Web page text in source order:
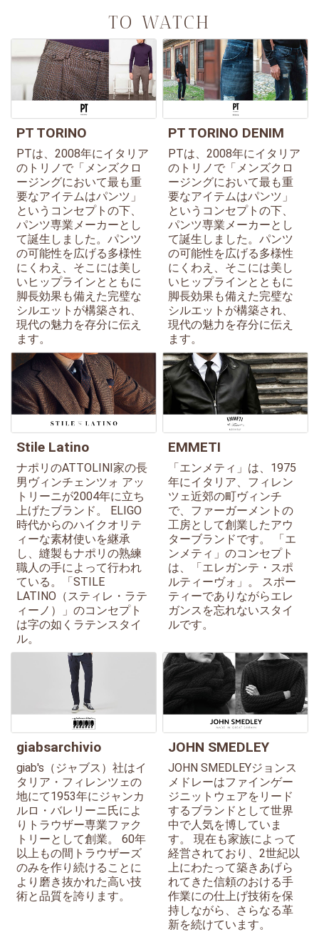
TO WATCH
PT TORINO
PTは、2008年にイタリア
のトリノで「メンズクロ
ージングにおいて最も重
要なアイテムはパンツ」
というコンセプトの下、
パンツ専業メーカーとし
て誕生しました。パンツ
の可能性を広げる多様性
にくわえ、そこには美し
いヒップラインとともに
脚長効果も備えた完璧な
シルエットが構築され、
現代の魅力を存分に伝え
ます。
PT TORINO DENIM
PTは、2008年にイタリア
のトリノで「メンズクロ
ージングにおいて最も重
要なアイテムはパンツ」
というコンセプトの下、
パンツ専業メーカーとし
て誕生しました。パンツ
の可能性を広げる多様性
にくわえ、そこには美し
いヒップラインとともに
脚長効果も備えた完璧な
シルエットが構築され、
現代の魅力を存分に伝え
ます。
Stile Latino
ナポリのATTOLINI家の長
男ヴィンチェンツォ アッ
トリーニが2004年に立ち
上げたブランド。 ELIGO
時代からのハイクオリテ
ィーな素材使いを継承
し、縫製もナポリの熟練
職人の手によって行われ
ている。「STILE
LATINO（スティレ・ラテ
ィーノ）」のコンセプト
は字の如くラテンスタイ
ル。
EMMETI
「エンメティ」は、1975
年にイタリア、フィレン
ツェ近郊の町ヴィンチ
で、ファーガーメントの
工房として創業したアウ
ターブランドです。 「エ
ンメティ」のコンセプト
は、「エレガンテ・スポ
ルティーヴォ」。 スポー
ティーでありながらエレ
ガンスを忘れないスタイ
ルです。
giabsarchivio
giab's（ジャブス）社はイ
タリア・フィレンツェの
地にて1953年にジャンカ
ルロ・バレリーニ氏によ
りトラウザー専業ファク
トリーとして創業。 60年
以上もの間トラウザーズ
のみを作り続けることに
より磨き抜かれた高い技
術と品質を誇ります。
JOHN SMEDLEY
JOHN SMEDLEYジョンス
メドレーはファインゲー
ジニットウェアをリード
するブランドとして世界
中で人気を博していま
す。 現在も家族によって
経営されており、2世紀以
上にわたって築きあげら
れてきた信頼のおける手
作業にの仕上げ技術を保
持しながら、さらなる革
新を続けています。